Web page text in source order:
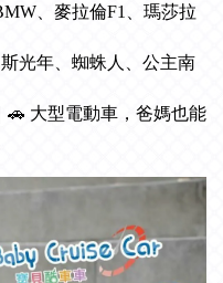
、麥拉倫F1、瑪莎拉
光年、蜘蛛人、公主南
大型電動車，爸媽也能